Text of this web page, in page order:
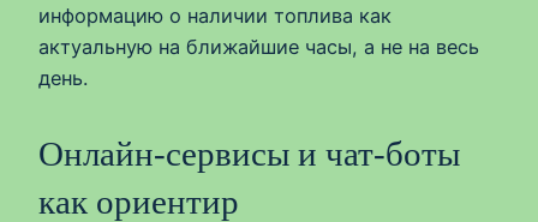
информацию о наличии топлива как
актуальную на ближайшие часы, а не на весь
день.
Онлайн-сервисы и чат-боты
как ориентир